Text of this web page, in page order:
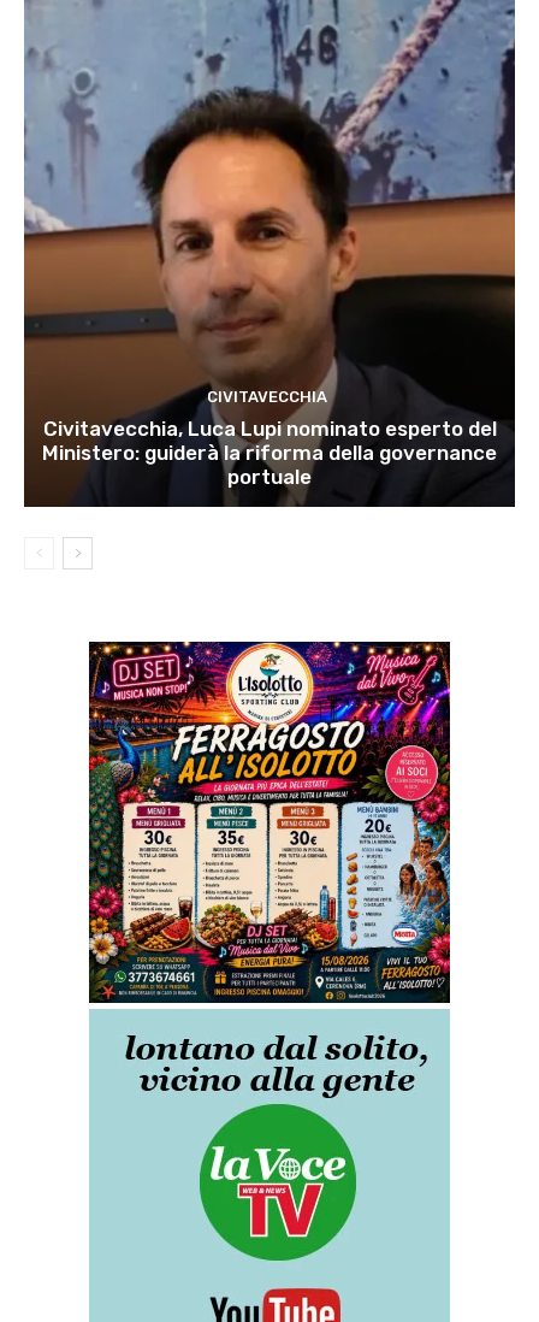
CIVITAVECCHIA
Civitavecchia, Luca Lupi nominato esperto del
Ministero: guiderà la riforma della governance
portuale